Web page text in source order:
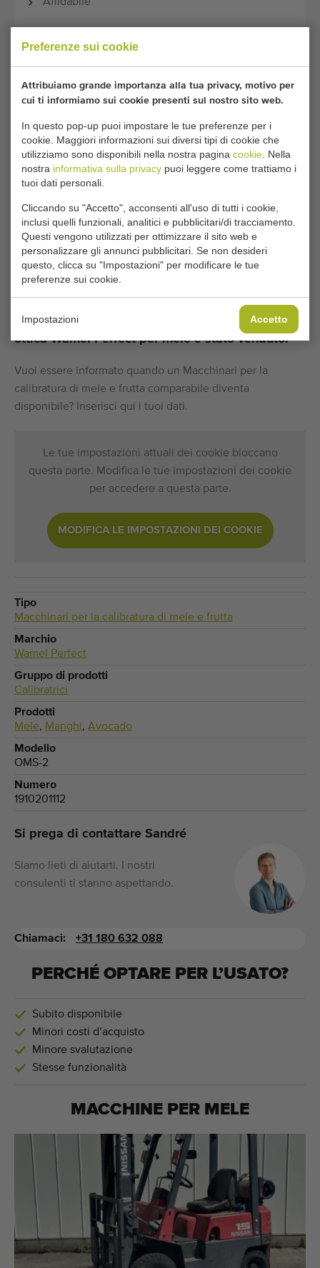
Preferenze sui cookie
Attribuiamo grande importanza alla tua privacy, motivo per
cui ti informiamo sui cookie presenti sul nostro sito web.
In questo pop-up puoi impostare le tue preferenze per i
cookie. Maggiori informazioni sui diversi tipi di cookie che
utilizziamo sono disponibili nella nostra pagina cookie . Nella
nostra informativa sulla privacy puoi leggere come trattiamo i
tuoi dati personali.
Cliccando su "Accetto", acconsenti all'uso di tutti i cookie,
inclusi quelli funzionali, analitici e pubblicitari/di tracciamento.
Questi vengono utilizzati per ottimizzare il sito web e
personalizzare gli annunci pubblicitari. Se non desideri
questo, clicca su "Impostazioni" per modificare le tue
preferenze sui cookie.
Impostazioni Accetto
Affidabile
classificazione Wamel Perfect con
cassone ribaltabile (191520112), nastro
dosatore (1980201112) e
spazzolatrice/lavatrice 1945201112.
Specifiche tecniche:
Modello: OMS-2
Capacità: +/- 2000 kg / hour
Condizioni generali Processo di acquisto
Sfortunatamente, questo Calibratrice elettronica-
ottica Wamel Perfect per mele è stato venduto.
Vuoi essere informato quando un Macchinari per la
calibratura di mele e frutta comparabile diventa
disponibile? Inserisci qui i tuoi dati.
Le tue impostazioni attuali dei cookie bloccano
questa parte. Modifica le tue impostazioni dei cookie
per accedere a questa parte.
MODIFICA LE IMPOSTAZIONI DEI COOKIE
Tipo
Macchinari per la calibratura di mele e frutta
Marchio
Wamel Perfect
Gruppo di prodotti
Calibratrici
Prodotti
Mele, Manghi, Avocado
Modello
OMS-2
Numero
1910201112
Si prega di contattare Sandré
Siamo lieti di aiutarti. I nostri
consulenti ti stanno aspettando.
Chiamaci: +31 180 632 088
PERCHÉ OPTARE PER L’USATO?
Subito disponibile
Minori costi d’acquisto
Minore svalutazione
Stesse funzionalità
MACCHINE PER MELE